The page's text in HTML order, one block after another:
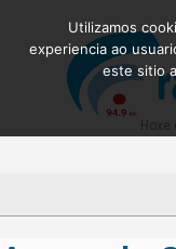
Utilizamos
experiencia ao
este sitio